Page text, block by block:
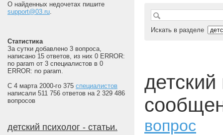
О найденных недочетах пишите
support@03.ru.
Статистика
За сутки добавлено 3 вопроса,
написано 15 ответов, из них 0 ERROR:
no param от 3 специалистов в 0
ERROR: no param.
С 4 марта 2000-го 375 специалистов
написали 511 756 ответов на 2 329 486
вопросов
детский психолог - статьи.
Искать в разделе
вопрос